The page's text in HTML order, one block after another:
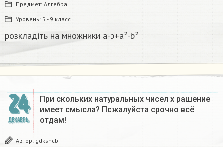
Предмет: Алгебра
Уровень: 5 - 9 класс
розкладіть на множники а-b+a²-b²​
24
ДЕКАБРЬ
При скольких натуральных чисел х рашение
имеет смысла? Пожалуйста срочно всё
отдам!
Автор: gdksncb